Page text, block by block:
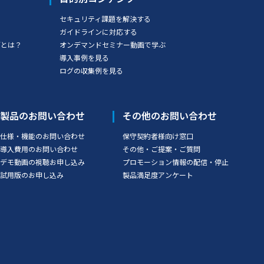
は？
セキュリティ課題を解決する
ガイドラインに対応する
オンデマンドセミナー動画で学ぶ
導入事例を見る
ログの収集例を見る
製品のお問い合わせ
仕様・機能のお問い合わせ
導入費用のお問い合わせ
デモ動画の視聴お申し込み
試用版のお申し込み
その他のお問い合わせ
保守契約者様向け窓口
その他・ご提案・ご質問
プロモーション情報の配信・停止
製品満足度アンケート